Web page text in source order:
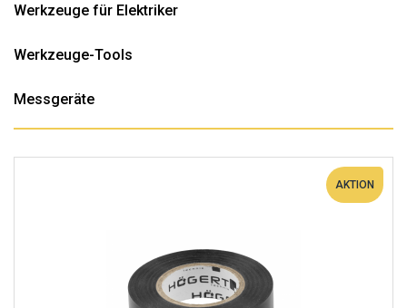
Werkzeuge für Elektriker
Werkzeuge-Tools
Messgeräte
AKTION